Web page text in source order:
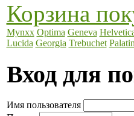
Корзина
Mynxx Optima Geneva
Lucida Georgia Trebuchet
Вход для
Имя пользователя